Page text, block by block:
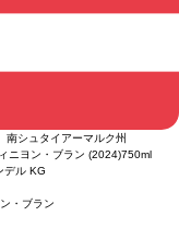
南シュタイアーマルク州
ニヨン・ブラン (2024)750ml
デル KG
・ブラン